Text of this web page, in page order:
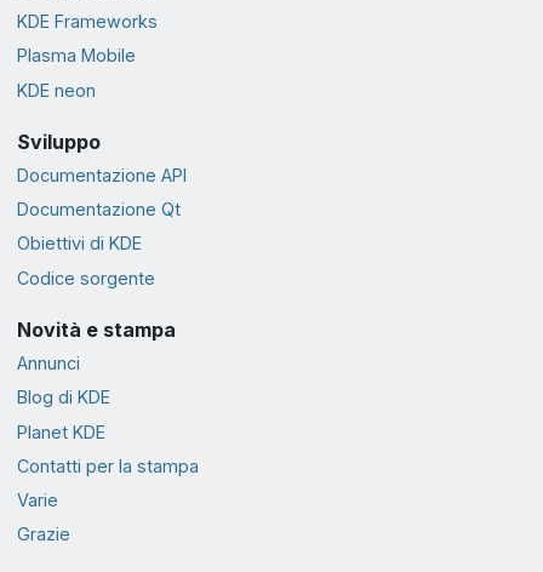
KDE Frameworks
Plasma Mobile
KDE neon
Sviluppo
Documentazione API
Documentazione Qt
Obiettivi di KDE
Codice sorgente
Novità e stampa
Annunci
Blog di KDE
Planet KDE
Contatti per la stampa
Varie
Grazie